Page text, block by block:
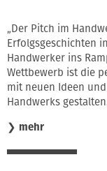
„Der Pitch im
Erfolgsgeschichten
Handwerker ins
Wettbewerb ist die
mit neuen Ideen
Handwerks
❯ mehr